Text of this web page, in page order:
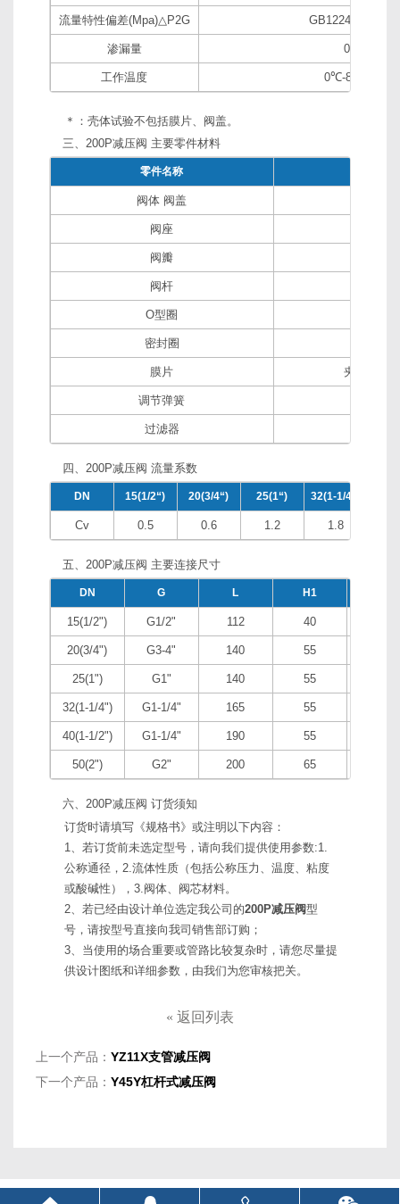
流量特性偏差(Mpa)△P2G GB12246-1989
渗漏量 0
工作温度 0℃-80℃
＊：壳体试验不包括膜片、阀盖。
三、200P减压阀 主要零件材料
零件名称
阀体 阀盖
阀座
阀瓣
阀杆
O型圈
密封圈
膜片 夹织物丁
调节弹簧
过滤器
四、200P减压阀 流量系数
DN 15(1/2“) 20(3/4“) 25(1“) 32(1-1/4“)
Cv 0.5 0.6 1.2 1.8
五、200P减压阀 主要连接尺寸
DN G L H1
15(1/2") G1/2" 112 40
20(3/4") G3-4" 140 55
25(1") G1" 140 55
32(1-1/4") G1-1/4" 165 55
40(1-1/2") G1-1/4" 190 55
50(2") G2" 200 65
六、200P减压阀 订货须知
订货时请填写《规格书》或注明以下内容：
1、若订货前未选定型号，请向我们提供使用参数:1.
公称通径，2.流体性质（包括公称压力、温度、粘度
或酸碱性），3.阀体、阀芯材料。
2、若已经由设计单位选定我公司的200P减压阀型
号，请按型号直接向我司销售部订购；
3、当使用的场合重要或管路比较复杂时，请您尽量提
供设计图纸和详细参数，由我们为您审核把关。
« 返回列表
上一个产品： YZ11X支管减压阀
下一个产品： Y45Y杠杆式减压阀